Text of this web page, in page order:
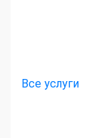
Все услуги